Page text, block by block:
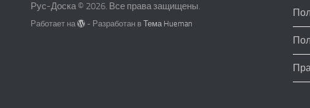
Рус-Доска © 2026. Все права защищены.
Работает на - Разработан вТема Hueman